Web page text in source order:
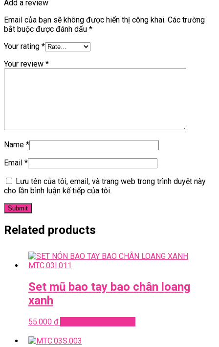
Add a review
Email của bạn sẽ không được hiển thị công khai. Các trường
bắt buộc được đánh dấu *
Your rating *
Your review *
Name *
Email *
Lưu tên của tôi, email, và trang web trong trình duyệt này
cho lần bình luận kế tiếp của tôi.
Related products
Set mũ bao tay bao chân loang
xanh
55.000 ₫